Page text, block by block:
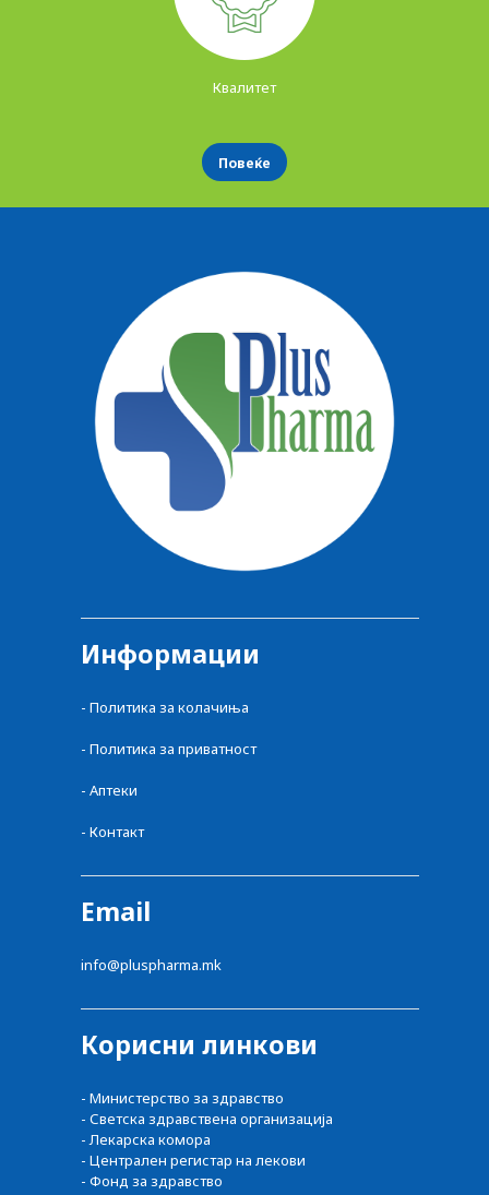
Квалитет
Повеќе
Информации
- Политика за колачиња
- Политика за приватност
- Аптеки
- Контакт
Email
info@pluspharma.mk
Корисни линкови
- Министерство за здравство
- Светска здравствена организација
- Лекарска комора
- Централен регистар на лекови
- Фонд за здравство